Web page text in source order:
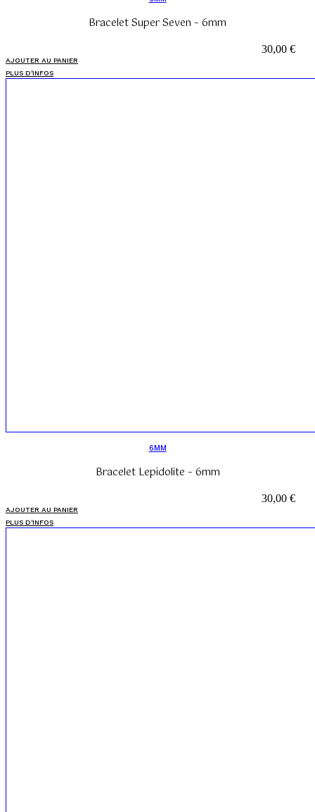
Bracelet Super Seven – 6mm
30,00 €
AJOUTER AU PANIER
PLUS D'INFOS
6MM
Bracelet Lepidolite – 6mm
30,00 €
AJOUTER AU PANIER
PLUS D'INFOS